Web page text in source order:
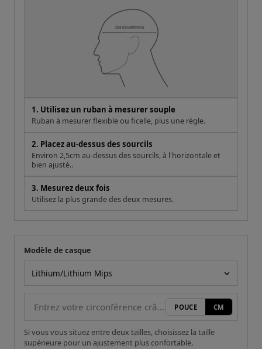
1. Utilisez un ruban à mesurer souple
Ruban à mesurer flexible ou ficelle, plus une règle.
2. Placez au-dessus des sourcils
Environ 2,5cm au-dessus des sourcils, à l'horizontale et
bien ajusté..
3. Mesurez deux fois
Utilisez la plus grande des deux mesures.
Votre mesure
Modèle de casque
POUCE CM
Si vous vous situez entre deux tailles, choisissez la taille
supérieure pour un ajustement plus confortable.